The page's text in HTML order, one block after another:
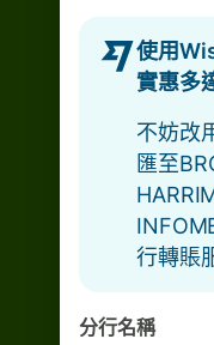
使用
實惠多
不妨改
匯至
行轉賬
分行名稱